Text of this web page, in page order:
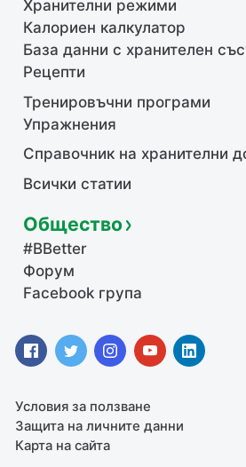
Хранителни режими
Калориен калкулатор
База данни с хранителен
Рецепти
Тренировъчни програми
Упражнения
Справочник на хранителни
Всички статии
Общество
#BBetter
Форум
Facebook група
Условия за ползване
Защита на личните данни
Карта на сайта